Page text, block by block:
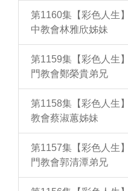
第1160集【彩色人生
中教會林雅欣姊妹
第1159集【彩色人生
門教會鄭榮貴弟兄
第1158集【彩色人生
教會蔡淑蕙姊妹
第1157集【彩色人生
門教會郭清潭弟兄